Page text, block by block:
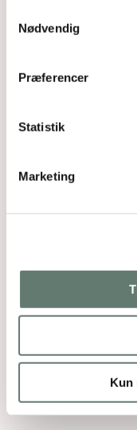
Nødvendig
Præferencer
Statistik
Marketing
Kun